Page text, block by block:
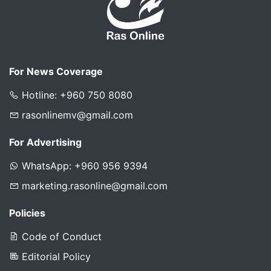
For News Coverage
Hotline: +960 750 8080
rasonlinemv@gmail.com
For Advertising
WhatsApp: +960 956 9394
marketing.rasonline@gmail.com
Policies
Code of Conduct
Editorial Policy